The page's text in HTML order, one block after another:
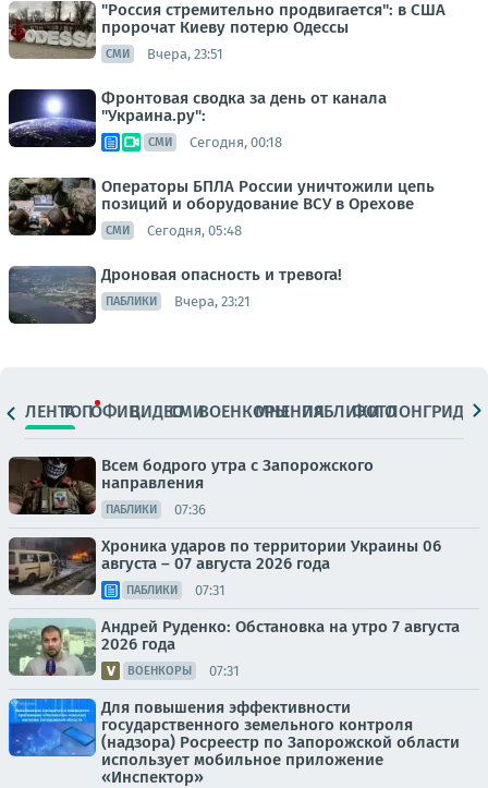
"Россия стремительно продвигается": в США
пророчат Киеву потерю Одессы
СМИ Вчера, 23:51
Фронтовая сводка за день от канала
"Украина.ру":
СМИ Сегодня, 00:18
Операторы БПЛА России уничтожили цепь
позиций и оборудование ВСУ в Орехове
СМИ Сегодня, 05:48
Дроновая опасность и тревога!
ПАБЛИКИ Вчера, 23:21
ЛЕНТАТОПОФИЦ.ВИДЕОСМИВОЕНКОРЫМНЕНИЯПАБЛИКИ
ФОТОЛОНГРИДЫ
Всем бодрого утра с Запорожского
направления
ПАБЛИКИ 07:36
Хроника ударов по территории Украины 06
августа – 07 августа 2026 года
ПАБЛИКИ 07:31
Андрей Руденко: Обстановка на утро 7 августа
2026 года
ВОЕНКОРЫ 07:31
Для повышения эффективности
государственного земельного контроля
(надзора) Росреестр по Запорожской области
использует мобильное приложение
«Инспектор»